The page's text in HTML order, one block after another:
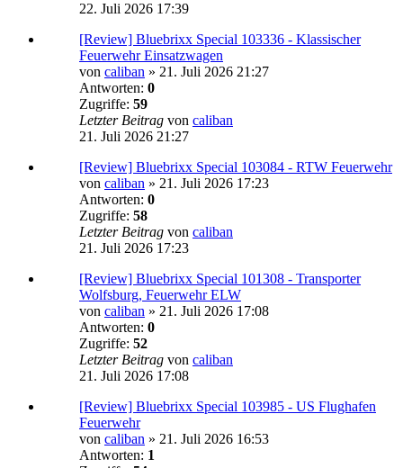
22. Juli 2026 17:39
[Review] Bluebrixx Special 103336 - Klassischer
Feuerwehr Einsatzwagen
von caliban » 21. Juli 2026 21:27
Antworten: 0
Zugriffe: 59
Letzter Beitrag von caliban
21. Juli 2026 21:27
[Review] Bluebrixx Special 103084 - RTW Feuerwehr
von caliban » 21. Juli 2026 17:23
Antworten: 0
Zugriffe: 58
Letzter Beitrag von caliban
21. Juli 2026 17:23
[Review] Bluebrixx Special 101308 - Transporter
Wolfsburg, Feuerwehr ELW
von caliban » 21. Juli 2026 17:08
Antworten: 0
Zugriffe: 52
Letzter Beitrag von caliban
21. Juli 2026 17:08
[Review] Bluebrixx Special 103985 - US Flughafen
Feuerwehr
von caliban » 21. Juli 2026 16:53
Antworten: 1